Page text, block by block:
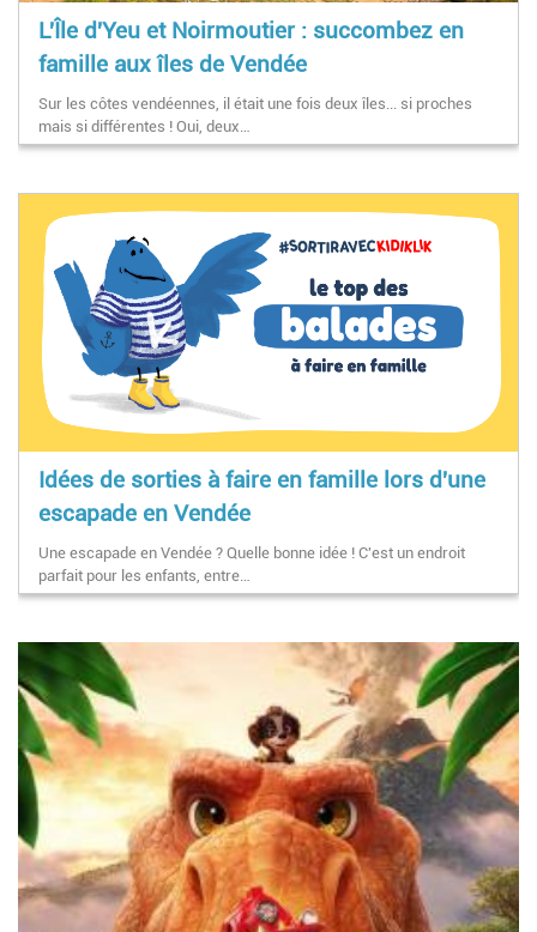
L'Île d'Yeu et Noirmoutier : succombez en
famille aux îles de Vendée
Sur les côtes vendéennes, il était une fois deux îles... si proches
mais si différentes ! Oui, deux…
Idées de sorties à faire en famille lors d'une
escapade en Vendée
Une escapade en Vendée ? Quelle bonne idée ! C'est un endroit
parfait pour les enfants, entre…